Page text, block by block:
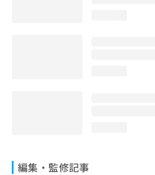
編集・監修記事